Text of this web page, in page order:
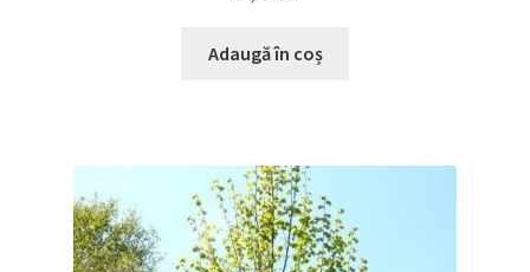
Adaugă în coș